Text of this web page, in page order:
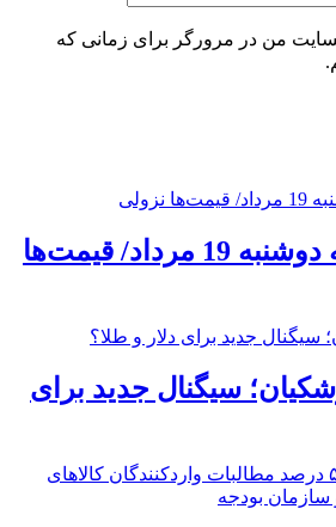
من در مرورگر برای زمانی که
قیمت طلا و سکه دوشنبه 19 مرداد/ قیمت‌ها
سیگنال جدید برای